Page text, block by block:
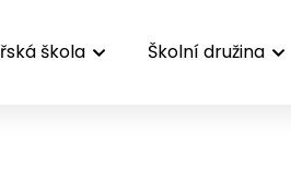
škola Školní družina